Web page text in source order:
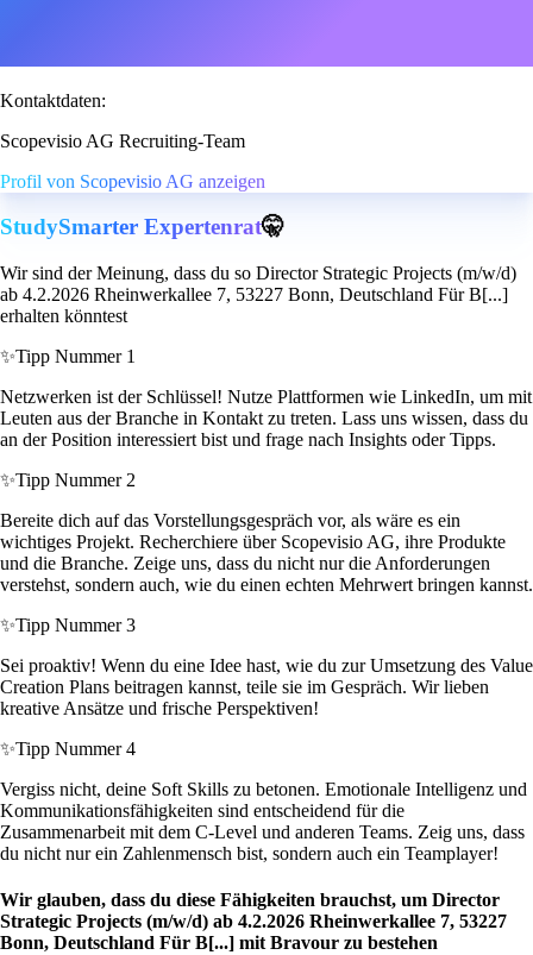
Kontaktdaten:
Scopevisio AG Recruiting-Team
Profil von Scopevisio AG anzeigen
StudySmarter Expertenrat🤫
Wir sind der Meinung, dass du so Director Strategic Projects (m/w/d)
ab 4.2.2026 Rheinwerkallee 7, 53227 Bonn, Deutschland Für B[...]
erhalten könntest
✨Tipp Nummer 1
Netzwerken ist der Schlüssel! Nutze Plattformen wie LinkedIn, um mit
Leuten aus der Branche in Kontakt zu treten. Lass uns wissen, dass du
an der Position interessiert bist und frage nach Insights oder Tipps.
✨Tipp Nummer 2
Bereite dich auf das Vorstellungsgespräch vor, als wäre es ein
wichtiges Projekt. Recherchiere über Scopevisio AG, ihre Produkte
und die Branche. Zeige uns, dass du nicht nur die Anforderungen
verstehst, sondern auch, wie du einen echten Mehrwert bringen kannst.
✨Tipp Nummer 3
Sei proaktiv! Wenn du eine Idee hast, wie du zur Umsetzung des Value
Creation Plans beitragen kannst, teile sie im Gespräch. Wir lieben
kreative Ansätze und frische Perspektiven!
✨Tipp Nummer 4
Vergiss nicht, deine Soft Skills zu betonen. Emotionale Intelligenz und
Kommunikationsfähigkeiten sind entscheidend für die
Zusammenarbeit mit dem C-Level und anderen Teams. Zeig uns, dass
du nicht nur ein Zahlenmensch bist, sondern auch ein Teamplayer!
Wir glauben, dass du diese Fähigkeiten brauchst, um Director
Strategic Projects (m/w/d) ab 4.2.2026 Rheinwerkallee 7, 53227
Bonn, Deutschland Für B[...] mit Bravour zu bestehen